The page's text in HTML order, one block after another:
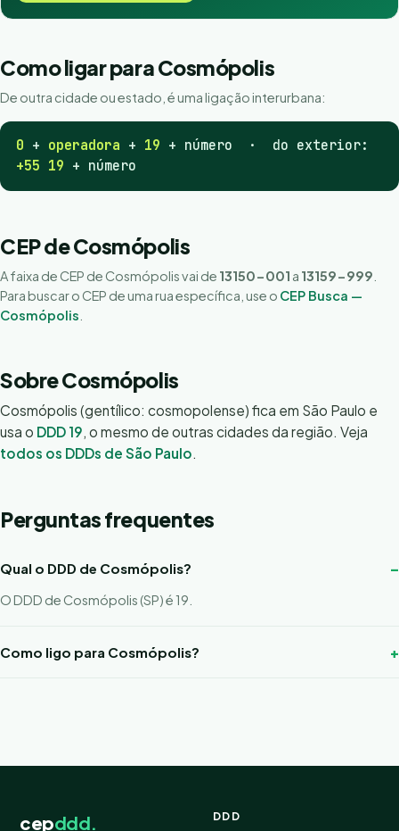
Como ligar para Cosmópolis
De outra cidade ou estado, é uma ligação interurbana:
0 + operadora + 19 + número · do exterior:
+55 19 + número
CEP de Cosmópolis
A faixa de CEP de Cosmópolis vai de 13150-001 a 13159-999
Para buscar o CEP de uma rua específica, use o CEP Busca —
Cosmópolis
Sobre Cosmópolis
Cosmópolis (gentílico: cosmopolense) fica em São Paulo e
usa o DDD 19, o mesmo de outras cidades da região. Veja
todos os DDDs de São Paulo.
Perguntas frequentes
Qual o DDD de Cosmópolis?
O DDD de Cosmópolis (SP) é 19.
Como ligo para Cosmópolis?
cepddd. DDD